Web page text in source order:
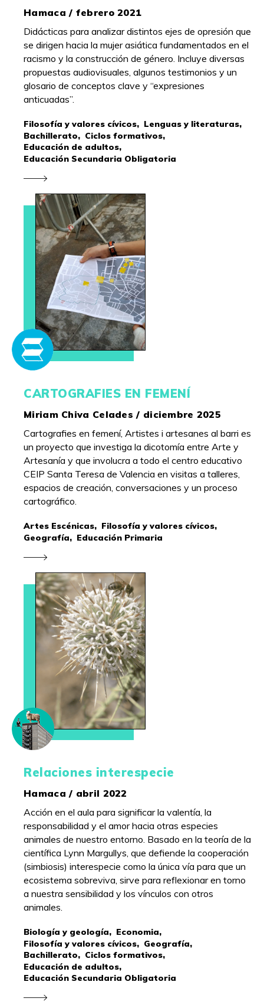
Hamaca / febrero 2021
Didácticas para analizar distintos ejes de opresión que
se dirigen hacia la mujer asiática fundamentados en el
racismo y la construcción de género. Incluye diversas
propuestas audiovisuales, algunos testimonios y un
glosario de conceptos clave y “expresiones
anticuadas”.
Filosofía y valores cívicos, Lenguas y literaturas,
Bachillerato, Ciclos formativos,
Educación de adultos,
Educación Secundaria Obligatoria
CARTOGRAFIES EN FEMENÍ
Miriam Chiva Celades / diciembre 2025
Cartografies en femení, Artistes i artesanes al barri es
un proyecto que investiga la dicotomía entre Arte y
Artesanía y que involucra a todo el centro educativo
CEIP Santa Teresa de Valencia en visitas a talleres,
espacios de creación, conversaciones y un proceso
cartográfico.
Artes Escénicas, Filosofía y valores cívicos,
Geografía, Educación Primaria
Relaciones interespecie
Hamaca / abril 2022
Acción en el aula para significar la valentía, la
responsabilidad y el amor hacia otras especies
animales de nuestro entorno. Basado en la teoría de la
científica Lynn Margullys, que defiende la cooperación
(simbiosis) interespecie como la única vía para que un
ecosistema sobreviva, sirve para reflexionar en torno
a nuestra sensibilidad y los vínculos con otros
animales.
Biología y geología, Economia,
Filosofía y valores cívicos, Geografía,
Bachillerato, Ciclos formativos,
Educación de adultos,
Educación Secundaria Obligatoria